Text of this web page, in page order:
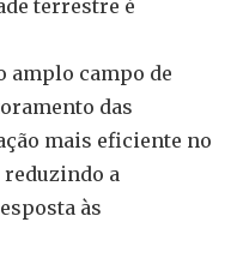
terrestre é
amplo campo de
das
mais eficiente no
reduzindo a
às